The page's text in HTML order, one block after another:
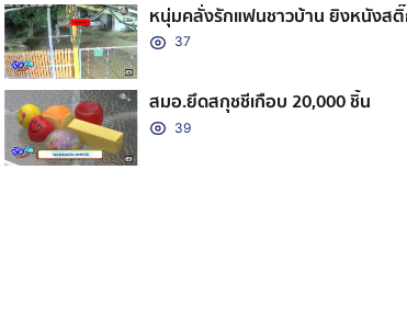
หนุ่มคลั่งรักแฟนชาวบ้าน ยิงหนังสติ๊
37
สมอ.ยึดสกุชชีเกือบ 20,000 ชิ้น
39